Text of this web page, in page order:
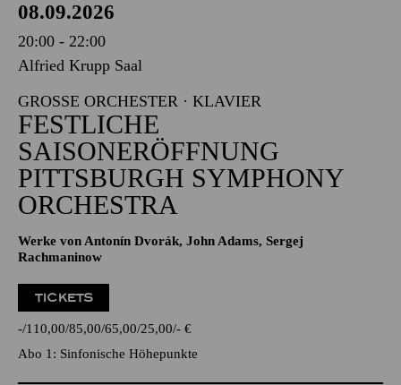
08.09.2026
20:00 - 22:00
Alfried Krupp Saal
GROSSE ORCHESTER · KLAVIER
FESTLICHE
SAISONERÖFFNUNG
PITTSBURGH SYMPHONY
ORCHESTRA
Werke von Antonín Dvorák, John Adams, Sergej
Rachmaninow
TICKETS
- 110,00 85,00 65,00 25,00 - €
Abo 1: Sinfonische Höhepunkte